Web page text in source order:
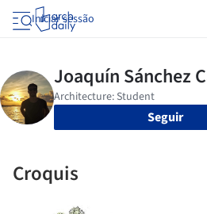
Iniciar sessão
Seguir
Croquis